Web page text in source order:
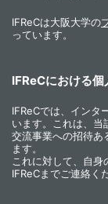
IFReCは大阪大学の
っています。
IFReCにおける
IFReCでは、インタ
います。これは、当
交流事業への招待あ
ます。
これに対して、自
IFReCまでご連絡く